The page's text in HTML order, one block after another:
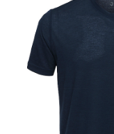
恩沛科技股份有限公司將